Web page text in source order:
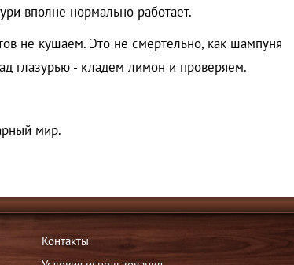
вполне нормально работает.
не кушаем. Это не смертельно, как шампуня
глазурью - кладем лимон и проверяем.
мир.
Контакты